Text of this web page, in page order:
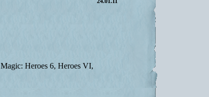
Heroes 6, Heroes VI,